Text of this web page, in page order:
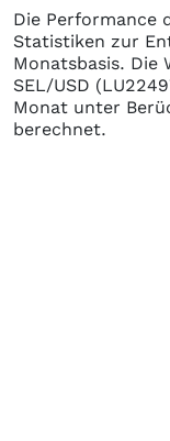
Die Performance
Statistiken zur
Monatsbasis. Die
SEL/USD
Monat unter
berechnet.